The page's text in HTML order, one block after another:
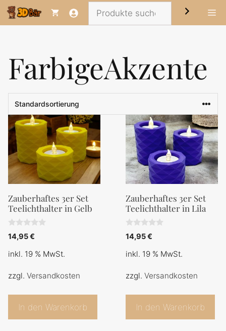
Zum
Inhalt
FarbigeAkzente
Zauberhaftes 3er Set
Teelichthalter in Gelb
0
v
n
14,95€
inkl. 19 % MwSt.
zzgl. Versandkosten
In den Warenkorb
Zauberhaftes 3er Set
Teelichthalter in Lila
0
v
n
14,95€
inkl. 19 % MwSt.
zzgl. Versandkosten
In den Warenkorb